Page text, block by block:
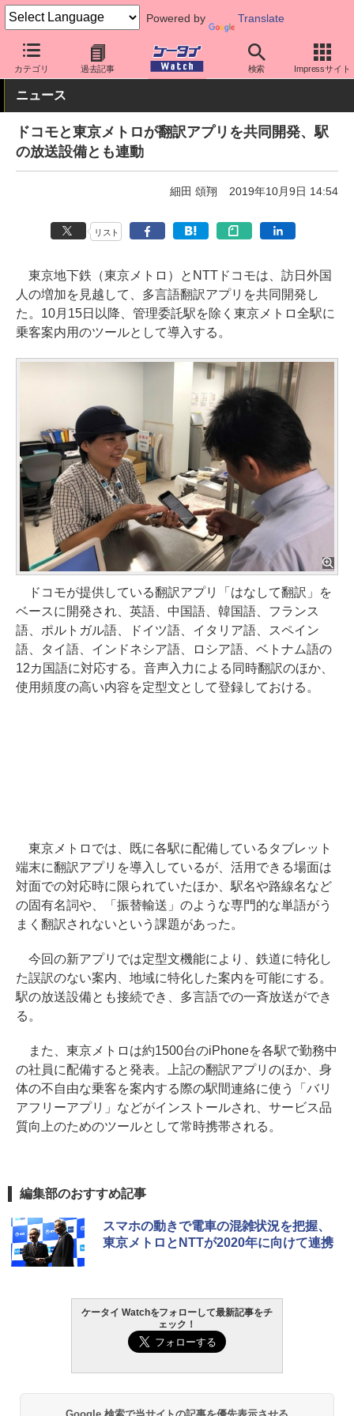
Powered by Translate
カテゴリ 過去記事 検索 Impressサイト
ケータイ Watch キャリア ドコモ
ニュース
ドコモと東京メトロが翻訳アプリを共同開発、駅
の放送設備とも連動
細田 頌翔 2019年10月9日 14:54
リスト
東京地下鉄（東京メトロ）とNTTドコモは、訪日外国
人の増加を見越して、多言語翻訳アプリを共同開発し
た。10月15日以降、管理委託駅を除く東京メトロ全駅に
乗客案内用のツールとして導入する。
ドコモが提供している翻訳アプリ「はなして翻訳」を
ベースに開発され、英語、中国語、韓国語、フランス
語、ポルトガル語、ドイツ語、イタリア語、スペイン
語、タイ語、インドネシア語、ロシア語、ベトナム語の
12カ国語に対応する。音声入力による同時翻訳のほか、
使用頻度の高い内容を定型文として登録しておける。
東京メトロでは、既に各駅に配備しているタブレット
端末に翻訳アプリを導入しているが、活用できる場面は
対面での対応時に限られていたほか、駅名や路線名など
の固有名詞や、「振替輸送」のような専門的な単語がう
まく翻訳されないという課題があった。
今回の新アプリでは定型文機能により、鉄道に特化し
た誤訳のない案内、地域に特化した案内を可能にする。
駅の放送設備とも接続でき、多言語での一斉放送ができ
る。
また、東京メトロは約1500台のiPhoneを各駅で勤務中
の社員に配備すると発表。上記の翻訳アプリのほか、身
体の不自由な乗客を案内する際の駅間連絡に使う「バリ
アフリーアプリ」などがインストールされ、サービス品
質向上のためのツールとして常時携帯される。
編集部のおすすめ記事
スマホの動きで電車の混雑状況を把握、
東京メトロとNTTが2020年に向けて連携
ケータイ Watchをフォローして最新記事をチ
ェック！